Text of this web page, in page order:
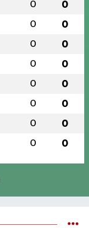
0 0
0 0
0 0
0 0
0 0
0 0
0 0
0 0